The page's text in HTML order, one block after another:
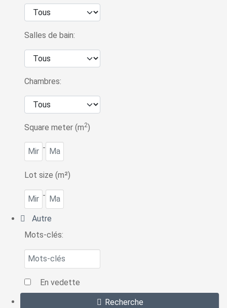
Salles de bain:
Chambres:
Square meter (m2)
-
Lot size (m²)
-
Autre
Mots-clés:
En vedette
Recherche